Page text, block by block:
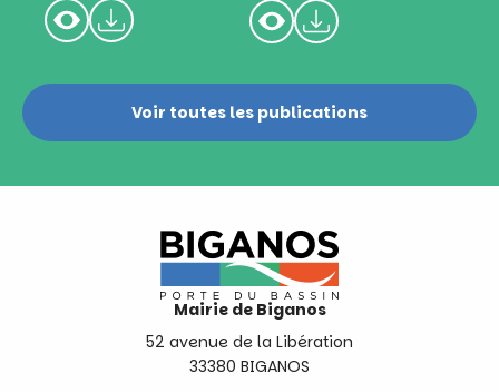
Voir toutes les publications
Mairie de Biganos
52 avenue de la Libération
33380 BIGANOS